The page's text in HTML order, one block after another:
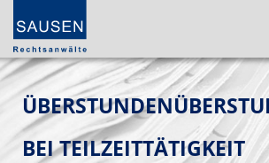
BEI TEILZEITTÄTIGKEIT